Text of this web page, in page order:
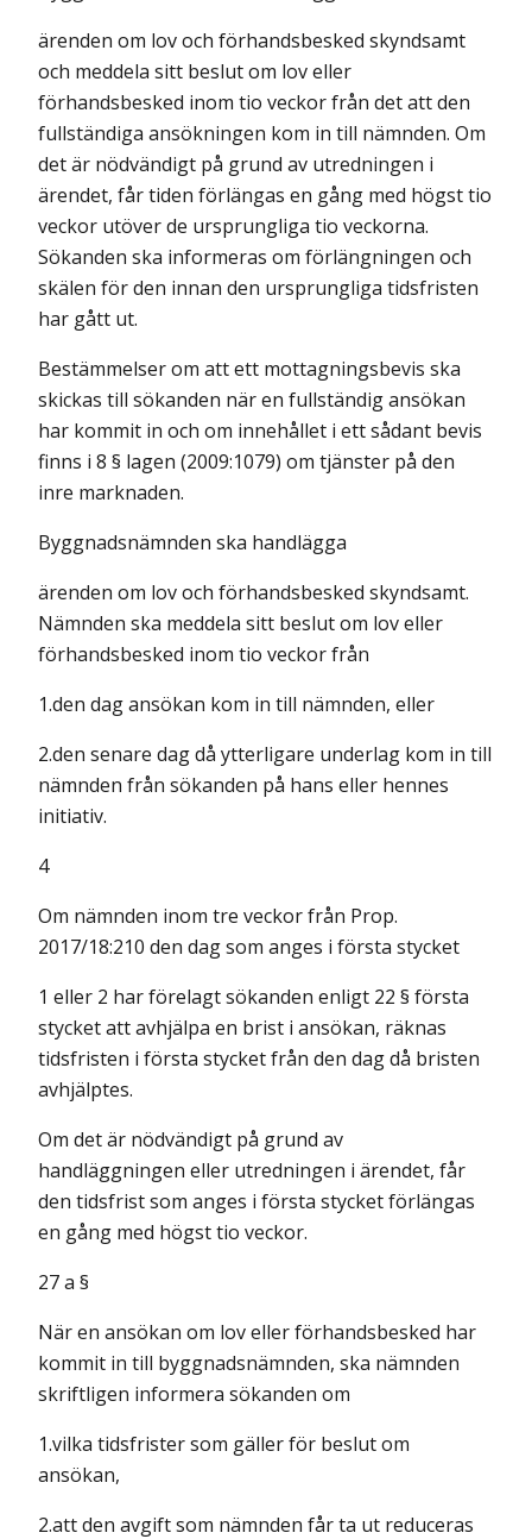
ärenden om lov och förhandsbesked skyndsamt
och meddela sitt beslut om lov eller
förhandsbesked inom tio veckor från det att den
fullständiga ansökningen kom in till nämnden. Om
det är nödvändigt på grund av utredningen i
ärendet, får tiden förlängas en gång med högst tio
veckor utöver de ursprungliga tio veckorna.
Sökanden ska informeras om förlängningen och
skälen för den innan den ursprungliga tidsfristen
har gått ut.
Bestämmelser om att ett mottagningsbevis ska
skickas till sökanden när en fullständig ansökan
har kommit in och om innehållet i ett sådant bevis
finns i 8 § lagen (2009:1079) om tjänster på den
inre marknaden.
Byggnadsnämnden ska handlägga
ärenden om lov och förhandsbesked skyndsamt.
Nämnden ska meddela sitt beslut om lov eller
förhandsbesked inom tio veckor från
1.den dag ansökan kom in till nämnden, eller
2.den senare dag då ytterligare underlag kom in till
nämnden från sökanden på hans eller hennes
initiativ.
4
Om nämnden inom tre veckor från Prop.
2017/18:210 den dag som anges i första stycket
1 eller 2 har förelagt sökanden enligt 22 § första
stycket att avhjälpa en brist i ansökan, räknas
tidsfristen i första stycket från den dag då bristen
avhjälptes.
Om det är nödvändigt på grund av
handläggningen eller utredningen i ärendet, får
den tidsfrist som anges i första stycket förlängas
en gång med högst tio veckor.
27 a §
När en ansökan om lov eller förhandsbesked har
kommit in till byggnadsnämnden, ska nämnden
skriftligen informera sökanden om
1.vilka tidsfrister som gäller för beslut om
ansökan,
2.att den avgift som nämnden får ta ut reduceras